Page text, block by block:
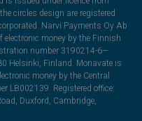
circles design are registered
Narvi Payments Oy Ab
money by the Finnish
number 3190214-6—
Helsinki, Finland. Monavate is
money by the Central
LB002139. Registered office:
Duxford, Cambridge,